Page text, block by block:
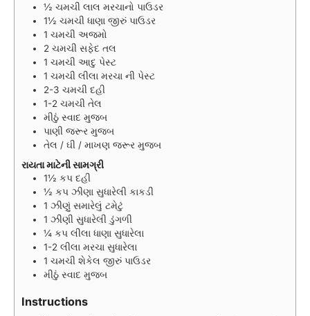
½ ચમચી લાલ મરચાનો પાઉડર
1½ ચમચી ધાણા જીરું પાઉડર
1 ચમચી અજમો
2 ચમચી સફેદ તલ
1 ચમચી આદુ પેસ્ટ
1 ચમચી લીલા મરચા ની પેસ્ટ
2-3 ચમચી દહી
1-2 ચમચી તેલ
મીઠું સ્વાદ મુજબ
પાણી જરૂર મુજબ
તેલ / ઘી / માખણ જરૂર મુજબ
રાયતા માટેની સામગ્રી
1½ કપ દહી
½ કપ ઝીણા સુધારેલી કાકડી
1 ઝીણું સમારેલું ટમેટું
1 ઝીણી સુધારેલી ડુંગળી
¼ કપ લીલા ધાણા સુધારેલા
1-2 લીલા મરચા સુધારેલા
1 ચમચી શેકેલ જીરું પાઉડર
મીઠું સ્વાદ મુજબ
Instructions